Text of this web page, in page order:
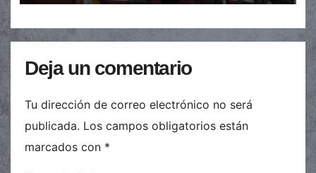
Deja un comentario
Tu dirección de correo electrónico no será
publicada. Los campos obligatorios están
marcados con *